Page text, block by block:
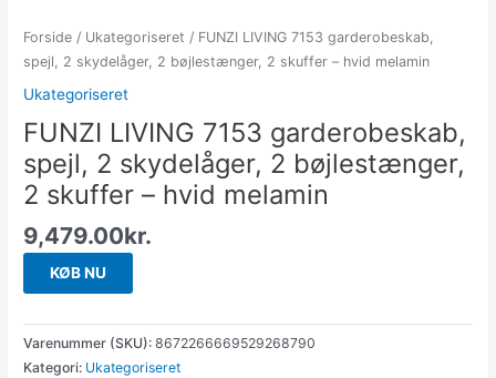
Forside / Ukategoriseret / FUNZI LIVING 7153 garderobeskab,
spejl, 2 skydelåger, 2 bøjlestænger, 2 skuffer – hvid melamin
Ukategoriseret
FUNZI LIVING 7153 garderobeskab,
spejl, 2 skydelåger, 2 bøjlestænger,
2 skuffer – hvid melamin
9,479.00kr.
KØB NU
Varenummer (SKU):8672266669529268790
Kategori: Ukategoriseret